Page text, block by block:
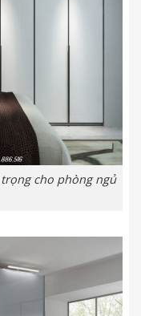
cho phòng ngủ